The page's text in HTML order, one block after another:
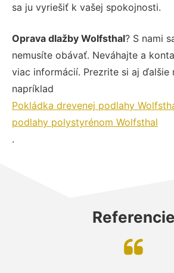
sa ju vyriešiť k vašej spokojnosti.
Oprava dlažby Wolfsthal? S nami
nemusíte obávať. Neváhajte a
viac informácií. Prezrite si aj ďalšie
napríklad
Pokládka drevenej podlahy
podlahy polystyrénom Wolfsthal
.
Referencie